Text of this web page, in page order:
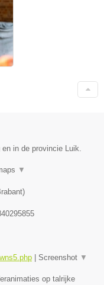
in de provincie Luik.
▼
)
Screenshot ▼
op talrijke